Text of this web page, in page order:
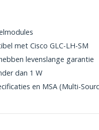
met Cisco GLC-LH-SM
levenslange garantie
dan 1 W
en MSA (Multi-